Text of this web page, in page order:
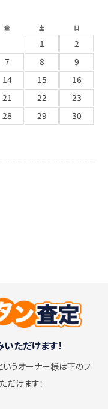
金 土 日
1
2
7 8
9
14 15
16
21 22
23
28 29
30
ただけます！
いうオーナー様は下のフ
だけます！